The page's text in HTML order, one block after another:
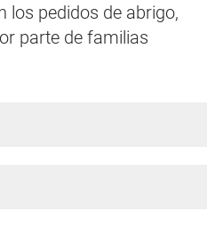
los pedidos de abrigo,
parte de familias